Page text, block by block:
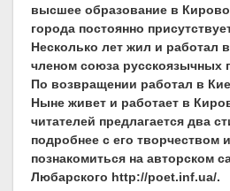
высшее образование в
города постоянно
Несколько лет жил и работал
членом союза русскоязычных
По возвращении работал в
Ныне живет и работает в
читателей предлагается два
подробнее с его творчеством
познакомиться на авторском
Любарского http://poet.inf.ua/.